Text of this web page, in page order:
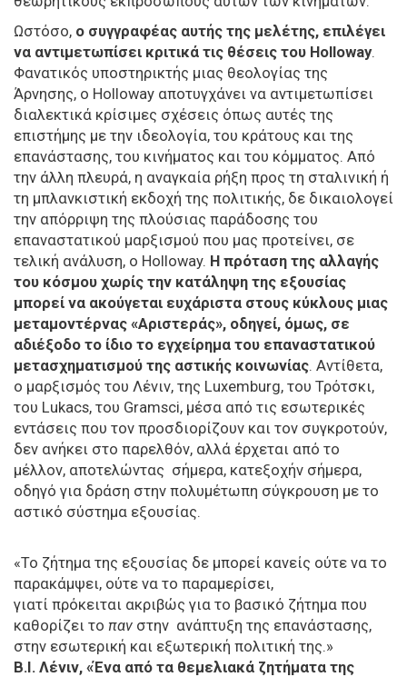
Ωστόσο, ο συγγραφέας αυτής της μελέτης, επιλέγει
να αντιμετωπίσει κριτικά τις θέσεις του Holloway.
Φανατικός υποστηρικτής μιας θεολογίας της
Άρνησης, ο Holloway αποτυγχάνει να αντιμετωπίσει
διαλεκτικά κρίσιμες σχέσεις όπως αυτές της
επιστήμης με την ιδεολογία, του κράτους και της
επανάστασης, του κινήματος και του κόμματος. Από
την άλλη πλευρά, η αναγκαία ρήξη προς τη σταλινική ή
τη μπλανκιστική εκδοχή της πολιτικής, δε δικαιολογεί
την απόρριψη της πλούσιας παράδοσης του
επαναστατικού μαρξισμού που μας προτείνει, σε
τελική ανάλυση, ο Holloway. Η πρόταση της αλλαγής
του κόσμου χωρίς την κατάληψη της εξουσίας
μπορεί να ακούγεται ευχάριστα στους κύκλους μιας
μεταμοντέρνας «Αριστεράς», οδηγεί, όμως, σε
αδιέξοδο το ίδιο το εγχείρημα του επαναστατικού
μετασχηματισμού της αστικής κοινωνίας. Αντίθετα,
ο μαρξισμός του Λένιν, της Luxemburg, του Τρότσκι,
του Lukacs, του Gramsci, μέσα από τις εσωτερικές
εντάσεις που τον προσδιορίζουν και τον συγκροτούν,
δεν ανήκει στο παρελθόν, αλλά έρχεται από το
μέλλον, αποτελώντας σήμερα, κατεξοχήν σήμερα,
οδηγό για δράση στην πολυμέτωπη σύγκρουση με το
αστικό σύστημα εξουσίας.
«Το ζήτημα της εξουσίας δε μπορεί κανείς ούτε να το
παρακάμψει, ούτε να το παραμερίσει,
γιατί πρόκειται ακριβώς για το βασικό ζήτημα που
καθορίζει το παν στην ανάπτυξη της επανάστασης,
στην εσωτερική και εξωτερική πολιτική της.»
Β.Ι. Λένιν, «Ένα από τα θεμελιακά ζητήματα της